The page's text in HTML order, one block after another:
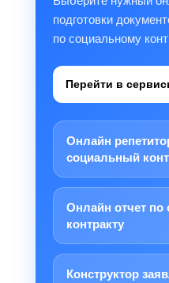
подготовки
по социальному
Перейти в
Онлайн
социальный
Онлайн отчет по
контракту
Конструктор